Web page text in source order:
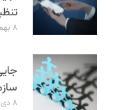
۸ بهمن ۱۴۰۴
۸ دی ۱۴۰۴